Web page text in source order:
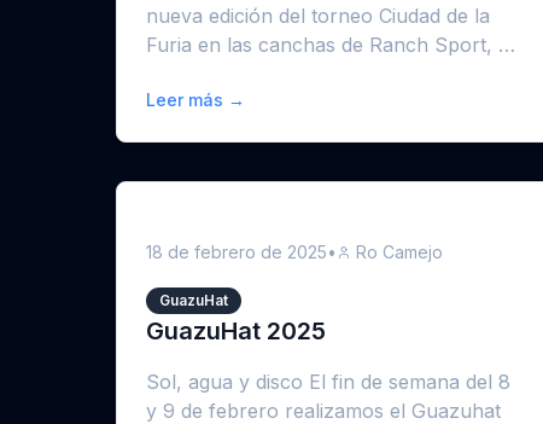
nueva edición del torneo Ciudad de la
Furia en las canchas de Ranch Sport, en
Leer más →
18 de febrero de 2025• Ro Camejo
GuazuHat
GuazuHat 2025
Sol, agua y disco El fin de semana del 8
y 9 de febrero realizamos el Guazuhat